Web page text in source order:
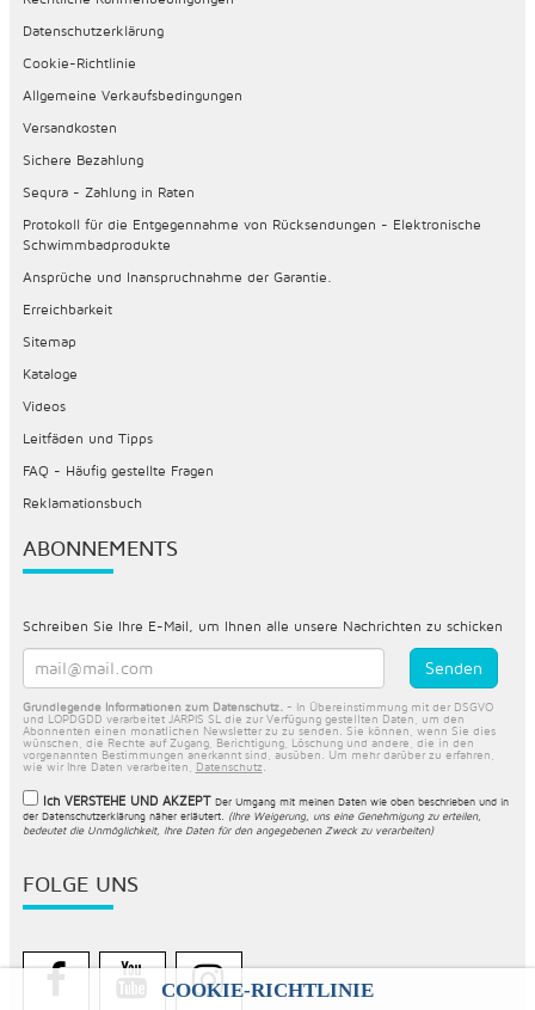
COOKIE-RICHTLINIE
Datenschutzerklärung
Cookie-Richtlinie
Allgemeine Verkaufsbedingungen
Versandkosten
Sichere Bezahlung
Sequra - Zahlung in Raten
Protokoll für die Entgegennahme von Rücksendungen - Elektronische
Schwimmbadprodukte
Ansprüche und Inanspruchnahme der Garantie.
Erreichbarkeit
Sitemap
Kataloge
Videos
Leitfäden und Tipps
FAQ - Häufig gestellte Fragen
Reklamationsbuch
ABONNEMENTS
Schreiben Sie Ihre E-Mail, um Ihnen alle unsere Nachrichten zu schicken
Grundlegende Informationen zum Datenschutz. - In Übereinstimmung mit der DSGVO
und LOPDGDD verarbeitet JARPIS SL die zur Verfügung gestellten Daten, um den
Abonnenten einen monatlichen Newsletter zu zu senden. Sie können, wenn Sie dies
wünschen, die Rechte auf Zugang, Berichtigung, Löschung und andere, die in den
vorgenannten Bestimmungen anerkannt sind, ausüben. Um mehr darüber zu erfahren,
wie wir Ihre Daten verarbeiten,
Datenschutz
Ich VERSTEHE UND AKZEPT Der Umgang mit meinen Daten wie oben beschrieben und in
der Datenschutzerklärung näher erläutert.
(Ihre Weigerung, uns eine Genehmigung zu erteilen,
bedeutet die Unmöglichkeit, Ihre Daten für den angegebenen Zweck zu verarbeiten)
FOLGE UNS